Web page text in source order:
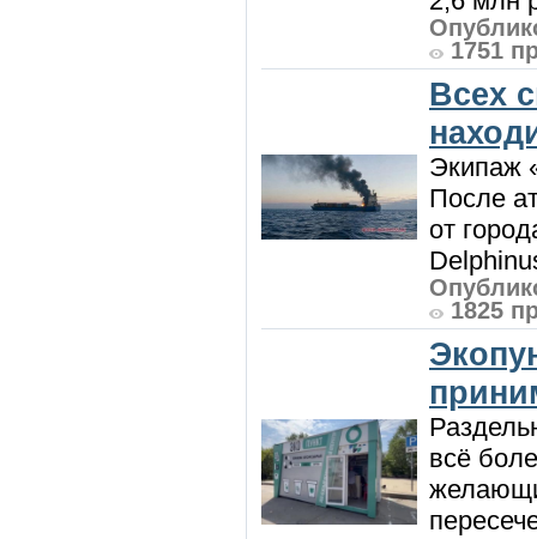
1751
Всех
Экипаж
После
от
1825
всё